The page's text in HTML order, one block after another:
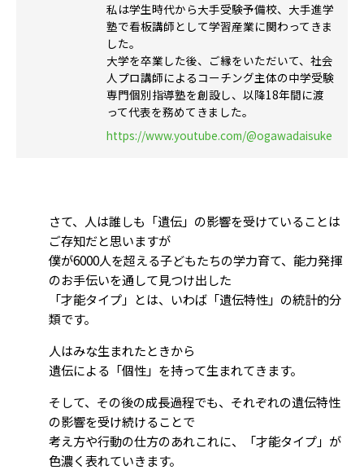
私は学生時代から大手受験予備校、大手進学
塾で看板講師として学習産業に関わってきま
した。
大学を卒業した後、ご縁をいただいて、社会
人プロ講師によるコーチング主体の中学受験
専門個別指導塾を創設し、以降18年間に渡
って代表を務めてきました。
https://www.youtube.com/@ogawadaisuke
さて、人は誰しも「遺伝」の影響を受けていることは
ご存知だと思いますが
僕が6000人を超える子どもたちの学力育て、能力発揮
のお手伝いを通して見つけ出した
「才能タイプ」とは、いわば「遺伝特性」の統計的分
類です。
人はみな生まれたときから
遺伝による「個性」を持って生まれてきます。
そして、その後の成長過程でも、それぞれの遺伝特性
の影響を受け続けることで
考え方や行動の仕方のあれこれに、「才能タイプ」が
色濃く表れていきます。